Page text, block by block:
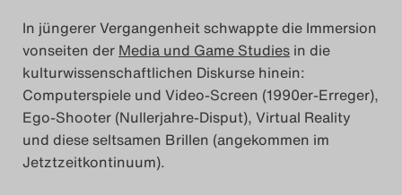
Nutzungsbedingungen
Search
In jüngerer Vergangenheit schwappte die Immersion
vonseiten der Media und Game Studies in die
kulturwissenschaftlichen Diskurse hinein:
Computerspiele und Video-Screen (1990er-Erreger),
Ego-Shooter (Nullerjahre-Disput), Virtual Reality
und diese seltsamen Brillen (angekommen im
Jetztzeitkontinuum).